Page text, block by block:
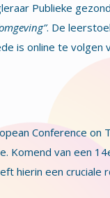
Publieke
. De
is online te volgen
Conference on
Komend van een
een cruciale